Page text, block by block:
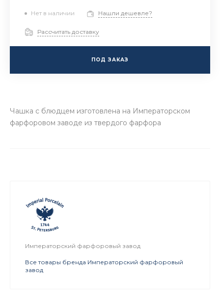
Нет в наличии Нашли дешевле?
Рассчитать доставку
ПОД ЗАКАЗ
Чашка с блюдцем изготовлена на Императорском
фарфоровом заводе из твердого фарфора
Императорский фарфоровый завод
Все товары бренда Императорский фарфоровый
завод